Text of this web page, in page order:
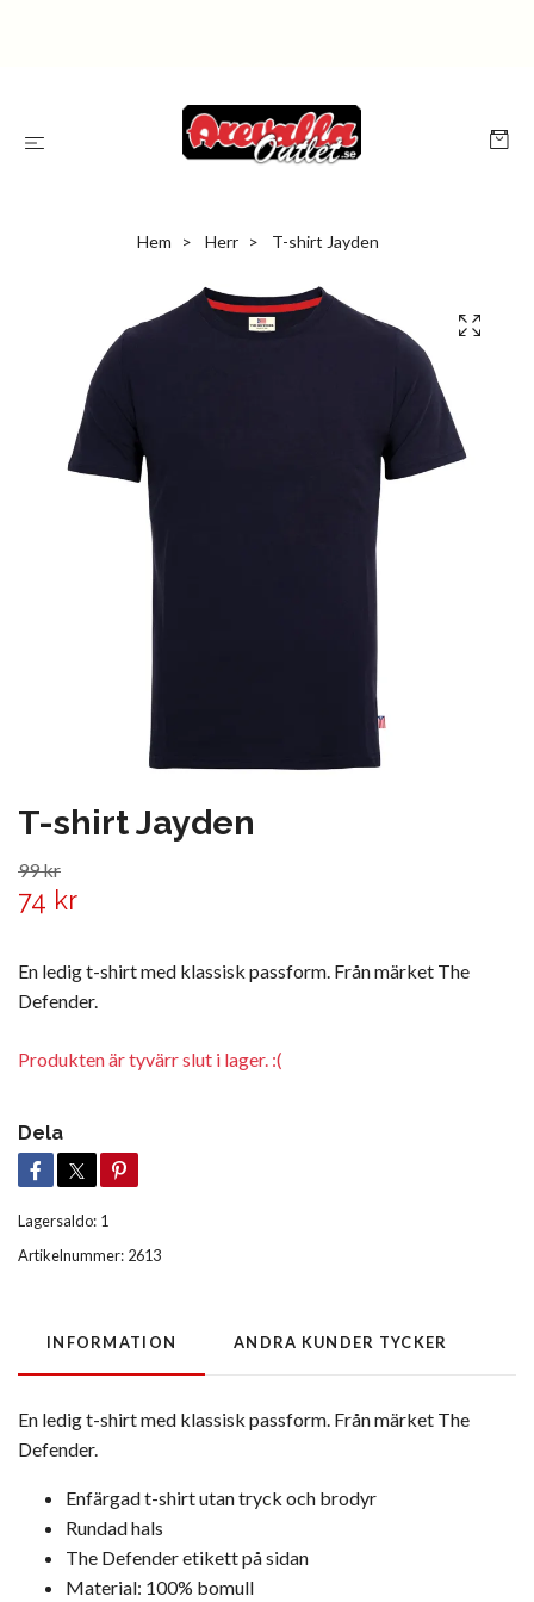
Hem Herr T-shirt Jayden
T-shirt Jayden
99 kr
74 kr
En ledig t-shirt med klassisk passform. Från märket The
Defender.
Produkten är tyvärr slut i lager. :(
Dela
Lagersaldo: 1
Artikelnummer: 2613
INFORMATION ANDRA KUNDER TYCKER
En ledig t-shirt med klassisk passform. Från märket The
Defender.
Enfärgad t-shirt utan tryck och brodyr
Rundad hals
The Defender etikett på sidan
Material: 100% bomull